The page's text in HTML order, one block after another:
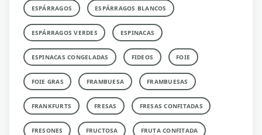
ESPÁRRAGOS ESPÁRRAGOS BLANCOS
ESPÁRRAGOS VERDES ESPINACAS
ESPINACAS CONGELADAS FIDEOS FOIE
FOIE GRAS FRAMBUESA FRAMBUESAS
FRANKFURTS FRESAS FRESAS CONFITADAS
FRESONES FRUCTOSA FRUTA CONFITADA